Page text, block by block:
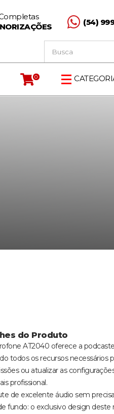
(54)
0
do Produto
AT2040 oferece a
todos os recursos necessários
ou atualizar as
profissional.
de excelente áudio sem
fundo: o exclusivo design